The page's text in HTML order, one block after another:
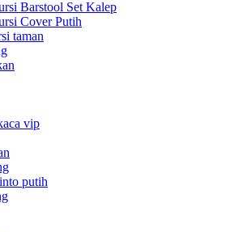
Barstool Set Kalep
Cover Putih
taman
vip
putih